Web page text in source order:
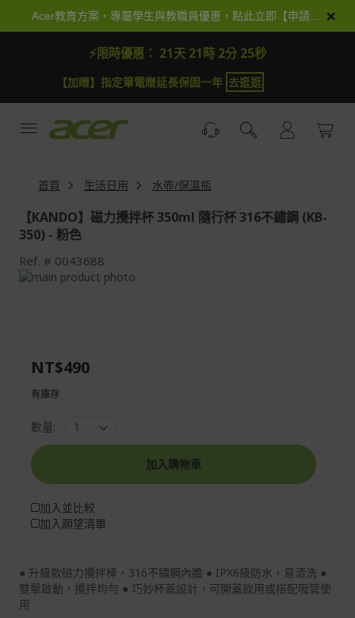
×
⚡限時優惠： 21天 21時 2分 25秒
【加贈】指定筆電贈延長保固一年 去逛逛
首頁 生活日用 水壺/保溫瓶
【KANDO】磁力攪拌杯 350ml 隨行杯 316不鏽鋼 (KB-
350) - 粉色
Ref. 0043688
Skip
images
gallery
the
images
gallery
● 升級款磁力攪拌棒，316不鏽鋼內膽 ● IPX6級防水，易清洗 ●
雙擊啟動，攪拌均勻 ● 巧妙杯蓋設計，可開蓋飲用或搭配吸管使
用
NT$490
有庫存
數量:
加入購物車
加入並比較
加入願望清單